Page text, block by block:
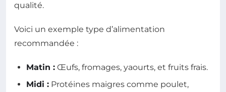
qualité.
Voici un exemple type d’alimentation
recommandée :
Matin : Œufs, fromages, yaourts, et fruits frais.
Midi : Protéines maigres comme poulet,